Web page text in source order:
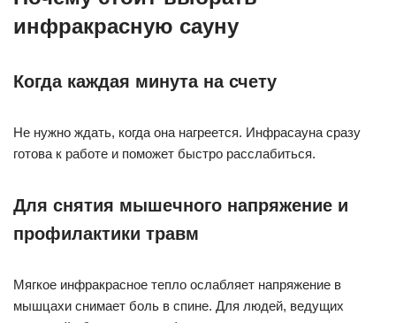
инфракрасную сауну
Когда каждая минута на счету
Не нужно ждать, когда она нагреется. Инфрасауна сразу
готова к работе и поможет быстро расслабиться.
Для снятия мышечного напряжение и
профилактики травм
Мягкое инфракрасное тепло ослабляет напряжение в
мышцахи снимает боль в спине. Для людей, ведущих